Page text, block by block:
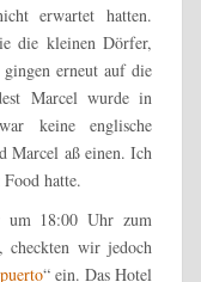
erwartet hatten.
die kleinen Dörfer,
erneut auf die
Marcel wurde in
keine englische
Marcel aß einen. Ich
hatte.
um 18:00 Uhr zum
checkten wir jedoch
“ ein. Das Hotel